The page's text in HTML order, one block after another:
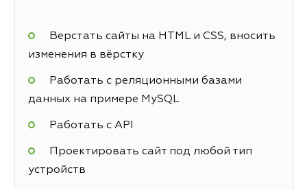
Верстать сайты на HTML и CSS, вносить
изменения в вёрстку
Работать с реляционными базами
данных на примере MySQL
Работать с API
Проектировать сайт под любой тип
устройств